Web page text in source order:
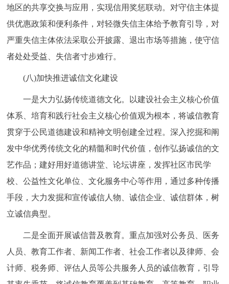
地区的共享交换与应用，实现信用奖惩联动。对守信主体提
供优惠政策和便利条件，对轻微失信主体给予教育引导，对
严重失信主体依法采取公开披露、退出市场等措施，使守信
者处处受益、失信者寸步难行。
(八)加快推进诚信文化建设
一是大力弘扬传统道德文化。以建设社会主义核心价值
体系、培育和践行社会主义核心价值观为根本，将诚信教育
贯穿于公民道德建设和精神文明创建全过程。深入挖掘和阐
发中华优秀传统文化的精髓和时代价值，创作弘扬诚信的文
艺作品；建好用好道德讲堂、论坛讲座，发挥社区市民学
校、公益性文化单位、文化服务中心等作用，通过多种传播
手段，大力发掘和宣传诚信人物、诚信企业、诚信群体，树
立诚信典型。
二是全面开展诚信普及教育。重点加强对公务员、医务
人员、教育工作者、新闻工作者、社会工作者以及律师、会
计师、税务师、评估人员等公共服务人员的诚信教育，引导